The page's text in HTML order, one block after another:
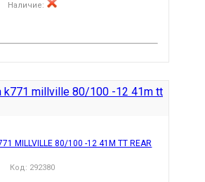
Наличие:
MILLVILLE 80/100 -12 41M TT REAR
Код: 292380